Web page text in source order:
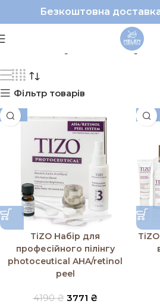
Безкоштовна
#TiZo|#набір
Фільтр товарів
-10%
TiZO Hабір для
професійного пілінгу
photoceutical AHA/retinol
peel
4190₴ 3771 ₴
-10%